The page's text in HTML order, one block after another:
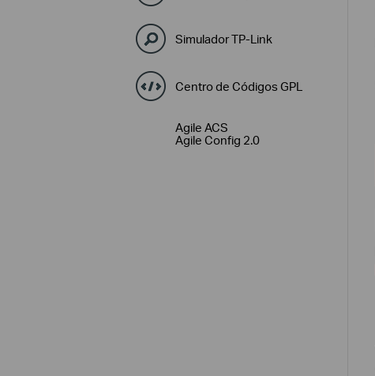
Simulador TP-Link
Centro de Códigos GPL
Agile ACS
Agile Config 2.0